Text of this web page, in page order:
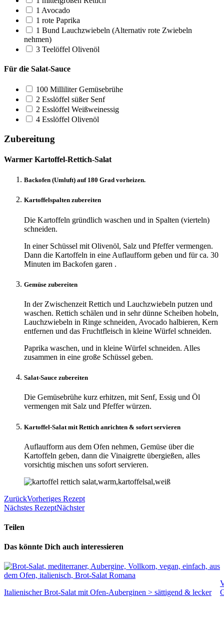
1 Avocado
1 rote Paprika
1 Bund Lauchzwiebeln (Alternativ rote Zwiebeln
nehmen)
3 Teelöffel Olivenöl
Für die Salat-Sauce
100 Milliliter Gemüsebrühe
2 Esslöffel süßer Senf
2 Esslöffel Weißweinessig
4 Esslöffel Olivenöl
Zubereitung
Warmer Kartoffel-Rettich-Salat
Backofen (Umluft) auf 180 Grad vorheizen.
Kartoffelspalten zubereiten
Die Kartoffeln gründlich waschen und in Spalten (vierteln)
schneiden.
In einer Schüssel mit Olivenöl, Salz und Pfeffer vermengen.
Dann die Kartoffeln in eine Auflaufform geben und für ca. 30
Minuten im Backofen garen .
Gemüse zubereiten
In der Zwischenzeit Rettich und Lauchzwiebeln putzen und
waschen. Rettich schälen und in sehr dünne Scheiben hobeln,
Lauchzwiebeln in Ringe schneiden, Avocado halbieren, Kern
entfernen und das Fruchtfleisch in kleine Würfel schneiden.
Paprika waschen, und in kleine Würfel schneiden. Alles
zusammen in eine große Schüssel geben.
Salat-Sauce zubereiten
Die Gemüsebrühe kurz erhitzen, mit Senf, Essig und Öl
vermengen mit Salz und Pfeffer würzen.
Kartoffel-Salat mit Rettich anrichten & sofort servieren
Auflaufform aus dem Ofen nehmen, Gemüse über die
Kartoffeln geben, dann die Vinaigrette übergießen, alles
vorsichtig mischen uns sofort servieren.
ZurückVorheriges Rezept
Nächstes RezeptNächster
Teilen
Das könnte Dich auch interessieren
Italienischer Brot-Salat mit Ofen-Auberginen > sättigend & lecker